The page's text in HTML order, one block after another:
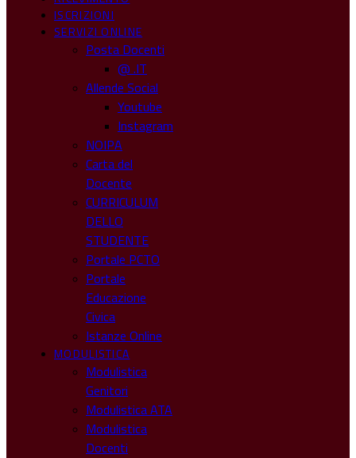
ISCRIZIONI
SERVIZI ONLINE
Posta Docenti
@ .IT
Allende Social
Youtube
Instagram
NOIPA
Carta del
Docente
CURRICULUM
DELLO
STUDENTE
Portale PCTO
Portale
Educazione
Civica
Istanze Online
MODULISTICA
Modulistica
Genitori
Modulistica ATA
Modulistica
Docenti